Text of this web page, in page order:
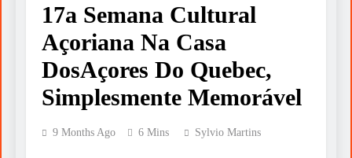
17a Semana Cultural
Açoriana Na Casa
DosAçores Do Quebec,
Simplesmente Memorável
9 Months Ago 6 Mins Sylvio Martins